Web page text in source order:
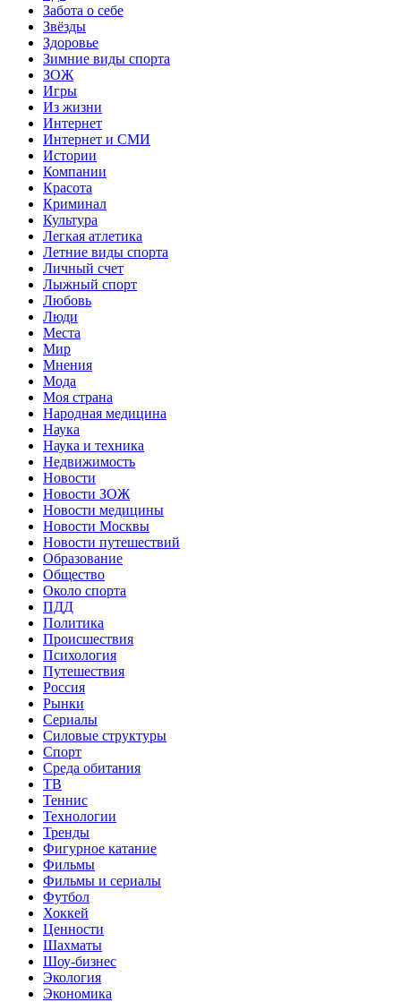
Забота о себе
Звёзды
Здоровье
Зимние виды спорта
ЗОЖ
Игры
Из жизни
Интернет
Интернет и СМИ
Истории
Компании
Красота
Криминал
Культура
Легкая атлетика
Летние виды спорта
Личный счет
Лыжный спорт
Любовь
Люди
Места
Мир
Мнения
Мода
Моя страна
Народная медицина
Наука
Наука и техника
Недвижимость
Новости
Новости ЗОЖ
Новости медицины
Новости Москвы
Новости путешествий
Образование
Общество
Около спорта
ПДД
Политика
Происшествия
Психология
Путешествия
Россия
Рынки
Сериалы
Силовые структуры
Спорт
Среда обитания
ТВ
Теннис
Технологии
Тренды
Фигурное катание
Фильмы
Фильмы и сериалы
Футбол
Хоккей
Ценности
Шахматы
Шоу-бизнес
Экология
Экономика